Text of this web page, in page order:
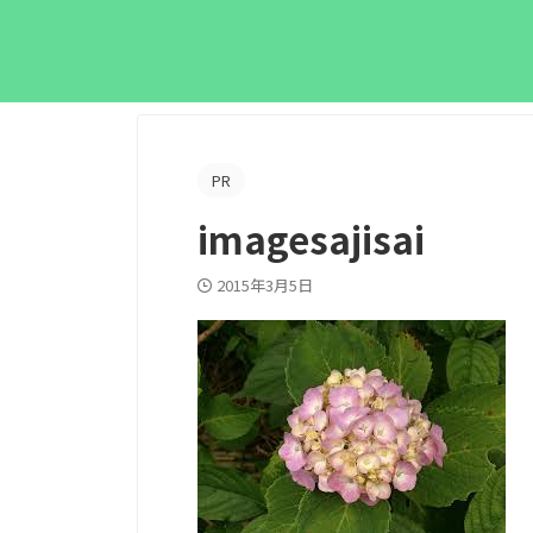
PR
imagesajisai
2015年3月5日